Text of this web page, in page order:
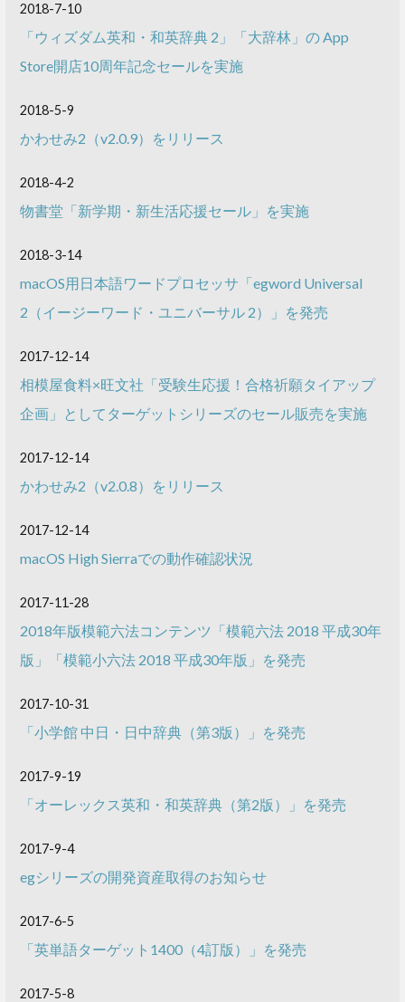
2018-7-10
「ウィズダム英和・和英辞典 2」「大辞林」の App
Store開店10周年記念セールを実施
2018-5-9
かわせみ2（v2.0.9）をリリース
2018-4-2
物書堂「新学期・新生活応援セール」を実施
2018-3-14
macOS用日本語ワードプロセッサ「egword Universal
2（イージーワード・ユニバーサル 2）」を発売
2017-12-14
相模屋食料×旺文社「受験生応援！合格祈願タイアップ
企画」としてターゲットシリーズのセール販売を実施
2017-12-14
かわせみ2（v2.0.8）をリリース
2017-12-14
macOS High Sierraでの動作確認状況
2017-11-28
2018年版模範六法コンテンツ「模範六法 2018 平成30年
版」「模範小六法 2018 平成30年版」を発売
2017-10-31
「小学館 中日・日中辞典（第3版）」を発売
2017-9-19
「オーレックス英和・和英辞典（第2版）」を発売
2017-9-4
egシリーズの開発資産取得のお知らせ
2017-6-5
「英単語ターゲット1400（4訂版）」を発売
2017-5-8